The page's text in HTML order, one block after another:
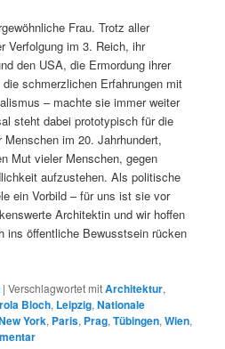
Frau. Trotz aller
Verfolgung im 3. Reich, ihr
den USA, die Ermordung ihrer
schmerzlichen Erfahrungen mit
– machte sie immer weiter
steht dabei prototypisch für die
im 20. Jahrhundert,
Mut vieler Menschen, gegen
aufzustehen. Als politische
ein Vorbild – für uns ist sie vor
Architektin und wir hoffen
ins öffentliche Bewusstsein rücken
|Verschlagwortet mitArchitektur,
Bloch, Leipzig,Nationale
York, Paris, Prag,Tübingen,Wien,